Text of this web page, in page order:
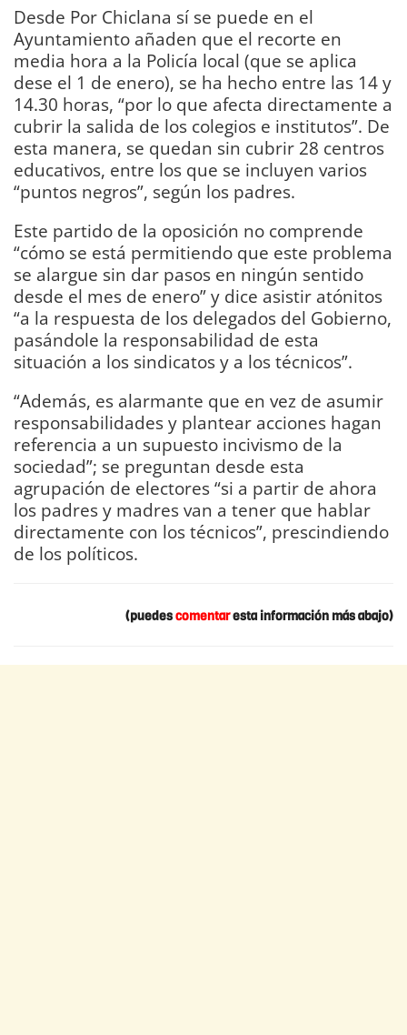
Desde Por Chiclana sí se puede en el
Ayuntamiento añaden que el recorte en
media hora a la Policía local (que se aplica
dese el 1 de enero), se ha hecho entre las 14 y
14.30 horas, “por lo que afecta directamente a
cubrir la salida de los colegios e institutos”. De
esta manera, se quedan sin cubrir 28 centros
educativos, entre los que se incluyen varios
“puntos negros”, según los padres.
Este partido de la oposición no comprende
“cómo se está permitiendo que este problema
se alargue sin dar pasos en ningún sentido
desde el mes de enero” y dice asistir atónitos
“a la respuesta de los delegados del Gobierno,
pasándole la responsabilidad de esta
situación a los sindicatos y a los técnicos”.
“Además, es alarmante que en vez de asumir
responsabilidades y plantear acciones hagan
referencia a un supuesto incivismo de la
sociedad”; se preguntan desde esta
agrupación de electores “si a partir de ahora
los padres y madres van a tener que hablar
directamente con los técnicos”, prescindiendo
de los políticos.
(puedescomentaresta información más abajo)